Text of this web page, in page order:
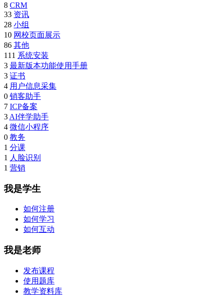
8 CRM
33 资讯
28 小组
10 网校页面展示
86 其他
111 系统安装
3 最新版本功能使用手册
3 证书
4 用户信息采集
0 销客助手
7 ICP备案
3 AI伴学助手
4 微信小程序
0 教务
1 分课
1 人脸识别
1 营销
我是学生
如何注册
如何学习
如何互动
我是老师
发布课程
使用题库
教学资料库